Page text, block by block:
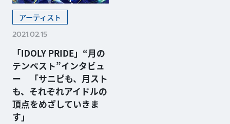
アーティスト
2021.02.15
「IDOLY PRIDE」“月の
テンペスト”インタビュ
ー 「サニピも、月スト
も、それぞれアイドルの
頂点をめざしていきま
す」